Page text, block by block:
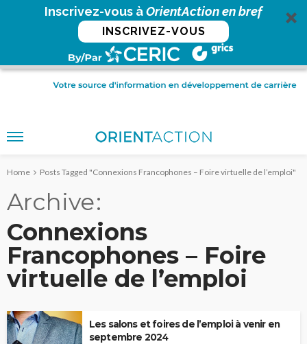
Inscrivez-vous àOrientAction en bref
INSCRIVEZ-VOUS
Home Posts Tagged "Connexions Francophones – Foire virtuelle de l’emploi"
Archive
Connexions
Francophones – Foire
virtuelle de l’emploi
Les salons et foires de l’emploi à venir en
septembre 2024